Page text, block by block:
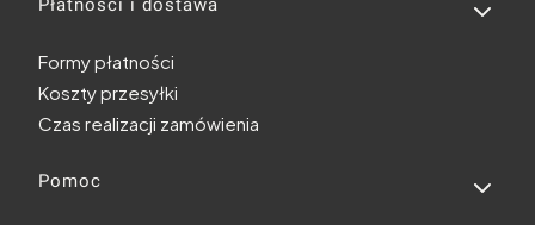
Płatności i dostawa
Formy płatności
Koszty przesyłki
Czas realizacji zamówienia
Pomoc